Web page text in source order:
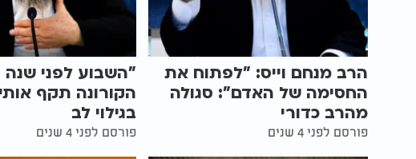
הרב מנחם וייס: "לפתוח את
החסימה של האדם": סגולה
מהרב כדורי
פורסם לפני 4 שנים
"השבוע לפני שנה
הקורונה תקף
בגילוי לב
פורסם לפני 4 שנים